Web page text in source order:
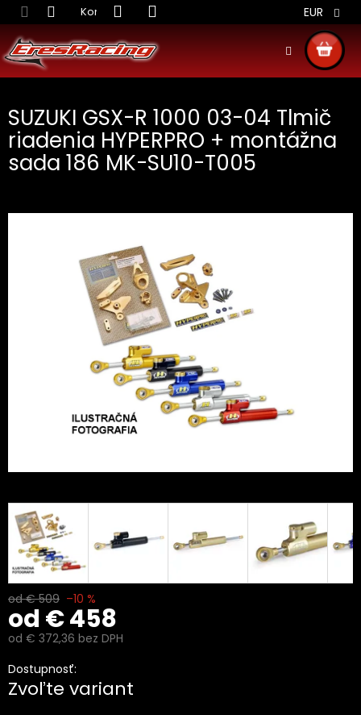
Prejsť
na
obsah
Kontakt Obchodné podmienky Doprava
EUR
KOŠÍK
SUZUKI GSX-R 1000 03-04 Tlmič
riadenia HYPERPRO + montážna
sada 186 MK-SU10-T005
od € 509 –10 %
od € 458
od € 372,36 bez DPH
Jednotková
cena:
Dostupnosť:
Zvoľte variant